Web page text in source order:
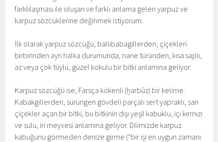
farklılaşması ile oluşan ve farklı anlama gelen yarpuz ve
karpuz sözcüklerine değinmek istiyorum.
İlk olarak yarpuz sözcüğü, ballıbabagillerden, çiçekleri
birbirinden ayrı halka durumunda, nane türünden, kısa saplı,
az veya çok tüylü, güzel kokulu bir bitki anlamına geliyor.
Karpuz sözcüğü ise, Farsça kökenli (ḫarbūz) bir kelime.
Kabakgillerden, sürüngen gövdeli parçalı sert yapraklı, sarı
çiçekler açan bir bitki, bu bitkinin dışı yeşil kabuklu, içi kırmızı
ve sulu, iri meyvesi anlamına geliyor. Dilimizde karpuz
kabuğunu görmeden denize girme (“bir işi en uygun zamanı